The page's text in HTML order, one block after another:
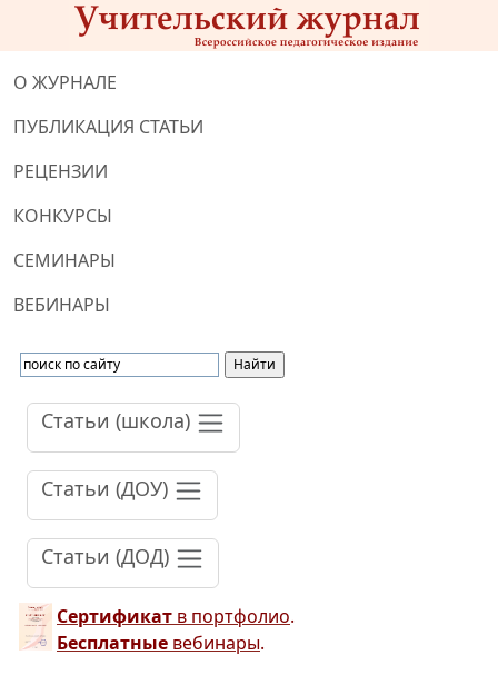
О ЖУРНАЛЕ
ПУБЛИКАЦИЯ СТАТЬИ
РЕЦЕНЗИИ
КОНКУРСЫ
СЕМИНАРЫ
ВЕБИНАРЫ
Статьи (школа)
Статьи (ДОУ)
Статьи (ДОД)
Сертификат в портфолио.
Бесплатные вебинары.